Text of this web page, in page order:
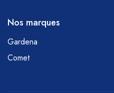
Nos marques
Gardena
Comet